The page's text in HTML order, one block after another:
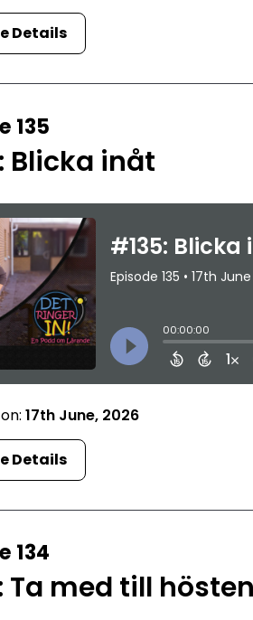
Details
135
Blicka inåt
17th June, 2026
Details
134
Ta med till hösten